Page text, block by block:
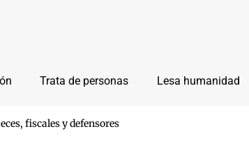
Trata de personas Lesa humanidad
fiscales y defensores